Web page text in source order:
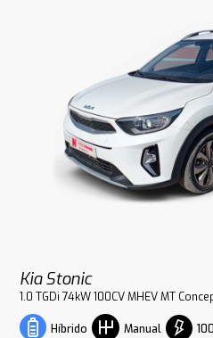
Kia Stonic
1.0 TGDi 74kW 100CV MHEV MT
Híbrido Manual